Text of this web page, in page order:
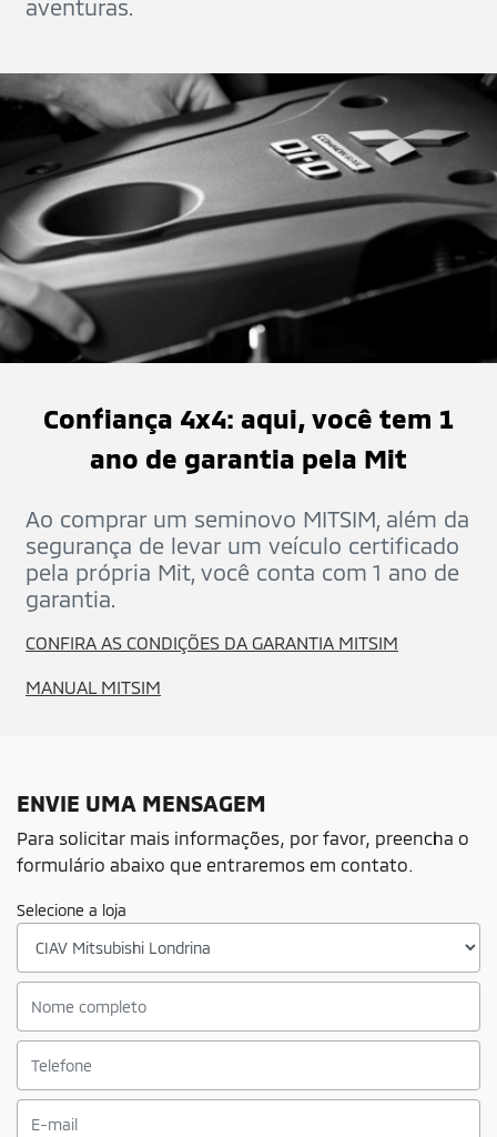
aventuras.
Confiança 4x4: aqui, você tem 1
ano de garantia pela Mit
Ao comprar um seminovo MITSIM, além da
segurança de levar um veículo certificado
pela própria Mit, você conta com 1 ano de
garantia.
CONFIRA AS CONDIÇÕES DA GARANTIA MITSIM
MANUAL MITSIM
ENVIE UMA MENSAGEM
Para solicitar mais informações, por favor, preencha o
formulário abaixo que entraremos em contato.
Selecione a loja